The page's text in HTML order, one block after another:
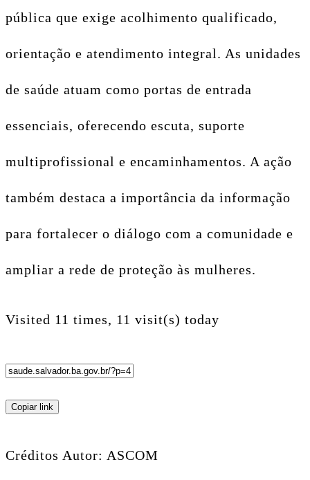
pública que exige acolhimento qualificado,
orientação e atendimento integral. As unidades
de saúde atuam como portas de entrada
essenciais, oferecendo escuta, suporte
multiprofissional e encaminhamentos. A ação
também destaca a importância da informação
para fortalecer o diálogo com a comunidade e
ampliar a rede de proteção às mulheres.
Visited 11 times, 11 visit(s) today
Copiar link
Créditos Autor: ASCOM